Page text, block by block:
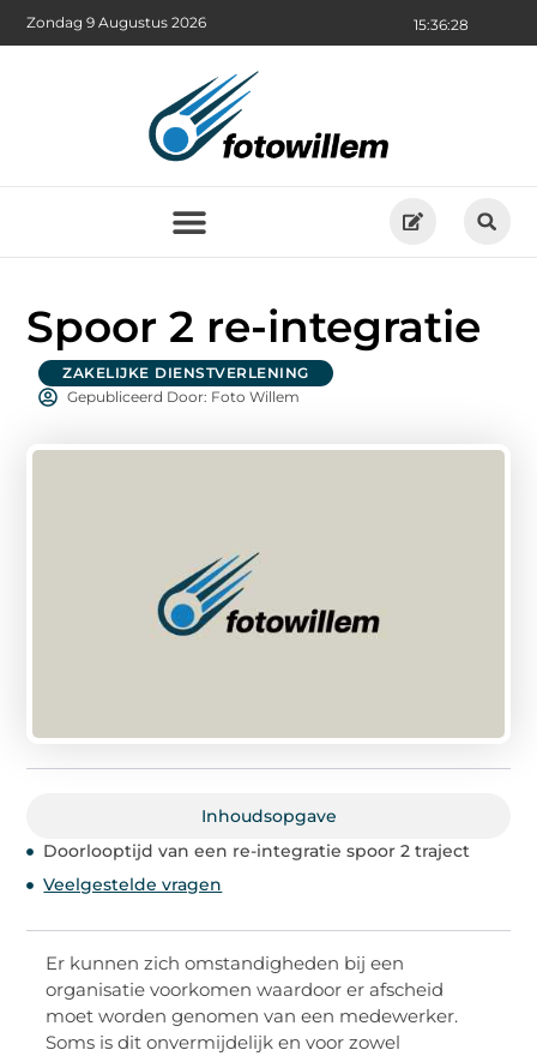
15:36:29
Zondag 9 Augustus 2026
Spoor 2 re-integratie
ZAKELIJKE DIENSTVERLENING
Gepubliceerd Door: Foto Willem
Inhoudsopgave
Doorlooptijd van een re-integratie spoor 2 traject
Veelgestelde vragen
Er kunnen zich omstandigheden bij een
organisatie voorkomen waardoor er afscheid
moet worden genomen van een medewerker.
Soms is dit onvermijdelijk en voor zowel